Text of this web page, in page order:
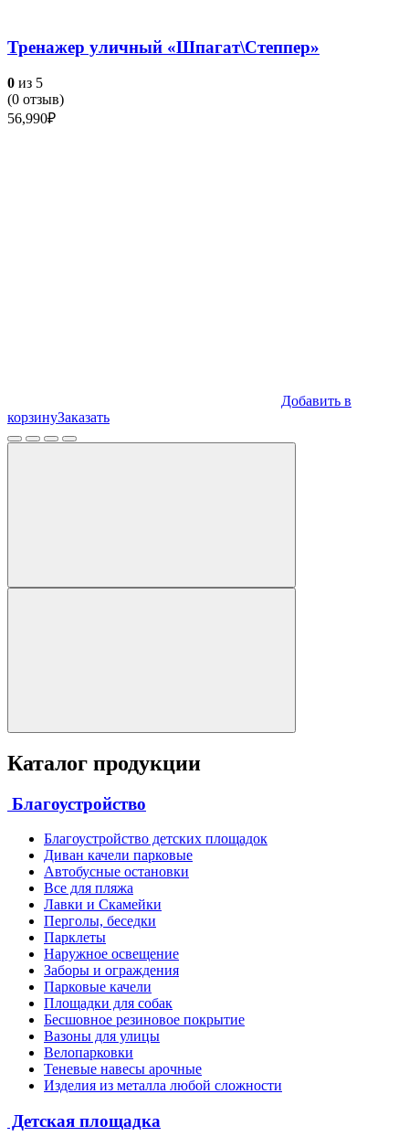
Тренажер уличный «Шпагат\Степпер»
0 из 5
(0 отзыв)
56,990₽
Добавить в
корзинуЗаказать
Каталог продукции
Благоустройство
Благоустройство детских площадок
Диван качели парковые
Автобусные остановки
Все для пляжа
Лавки и Скамейки
Перголы, беседки
Парклеты
Наружное освещение
Заборы и ограждения
Парковые качели
Площадки для собак
Бесшовное резиновое покрытие
Вазоны для улицы
Велопарковки
Теневые навесы арочные
Изделия из металла любой сложности
Детская площадка